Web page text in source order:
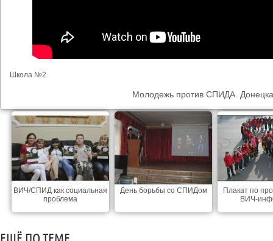
Школа №2.
Молодежь против СПИДА.
ВИЧ/СПИД как социальная
проблема
День борьбы со СПИДом
Плакат по
ВИЧ-